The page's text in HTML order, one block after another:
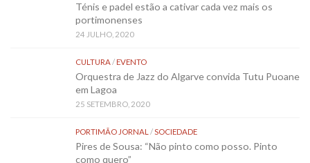
Ténis e padel estão a cativar cada vez mais os
portimonenses
24 JULHO, 2020
CULTURA/EVENTO
Orquestra de Jazz do Algarve convida Tutu Puoane
em Lagoa
25 SETEMBRO, 2020
PORTIMÃO JORNAL /SOCIEDADE
Pires de Sousa: “Não pinto como posso. Pinto
como quero”